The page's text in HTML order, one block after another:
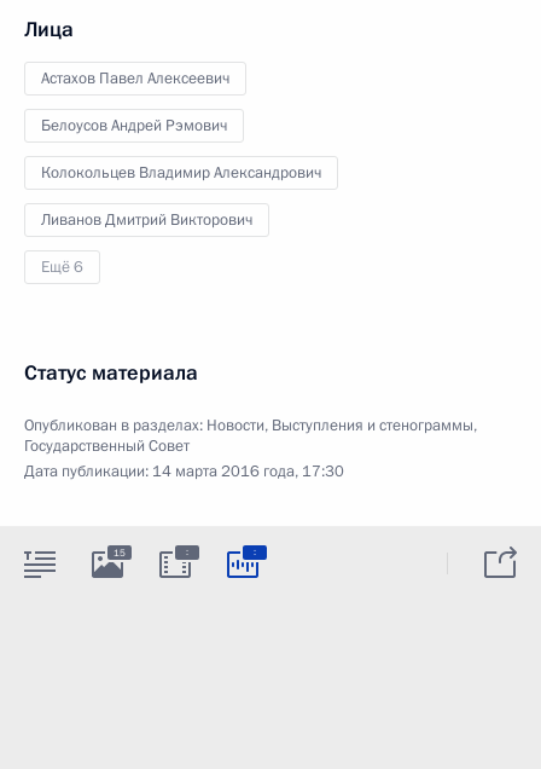
Лица
Астахов Павел Алексеевич
Белоусов Андрей Рэмович
Колокольцев Владимир Александрович
Ливанов Дмитрий Викторович
Ещё 6
Статус материала
Опубликован в разделах: Новости, Выступления и стенограммы,
Государственный Совет
Дата публикации: 14 марта 2016 года, 17:30
15 : :